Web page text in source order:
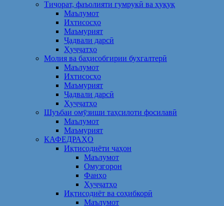
Тиҷорат, фаъолияти гумрукӣ ва ҳуқуқ
Маълумот
Ихтисосҳо
Маъмурият
Ҷадвали дарсӣ
Ҳуҷҷатҳо
Молия ва баҳисобгирии бухгалтерӣ
Маълумот
Ихтисосҳо
Маъмурият
Ҷадвали дарсӣ
Ҳуҷҷатҳо
Шуъбаи омӯзиши таҳсилоти фосилавӣ
Маълумот
Маъмурият
КАФЕДРАҲО
Иқтисодиёти ҷаҳон
Маълумот
Омузгорон
Фанҳо
Ҳуҷҷатҳо
Иқтисодиёт ва соҳибкорӣ
Маълумот